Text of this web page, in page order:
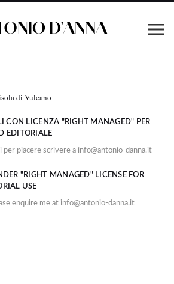
di Vulcano
CON LICENZA "RIGHT MANAGED" PER
EDITORIALE
per piacere scrivere a info@antonio-danna.it
"RIGHT MANAGED" LICENSE FOR
USE
enquire me at info@antonio-danna.it